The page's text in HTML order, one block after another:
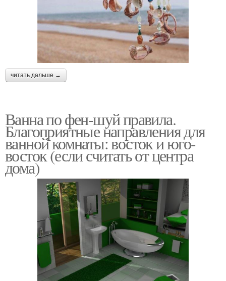
читать дальше →
Ванна по фен-шуй правила.
Благоприятные направления для
ванной комнаты: восток и юго-
восток (если считать от центра
дома)